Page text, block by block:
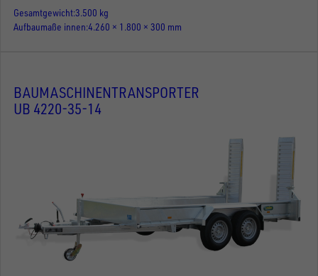
Gesamtgewicht3.500 kg
Aufbaumaße innen 4.260 × 1.800 × 300 mm
BAUMASCHINENTRANSPORTER
UB 4220-35-14